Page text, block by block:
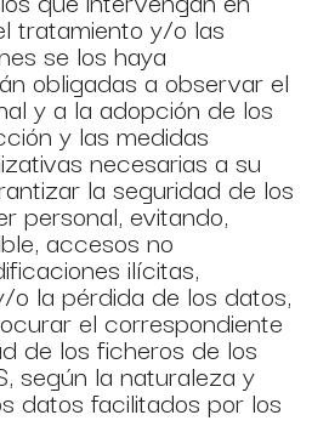
tratamiento y/o las
se los haya
obligadas a observar el
y a la adopción de los
y las medidas
necesarias a su
la seguridad de los
personal, evitando,
accesos no
ilícitas,
la pérdida de los datos,
el correspondiente
de los ficheros de los
según la naturaleza y
datos facilitados por los